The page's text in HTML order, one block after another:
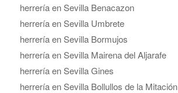
herrería en Sevilla Benacazon
herrería en Sevilla Umbrete
herrería en Sevilla Bormujos
herrería en Sevilla Mairena del Aljarafe
herrería en Sevilla Gines
herrería en Sevilla Bollullos de la Mitación